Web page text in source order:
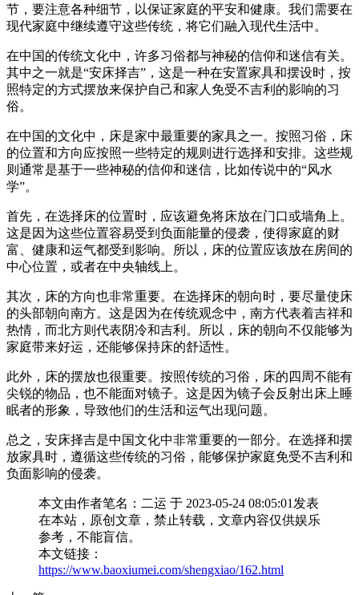
节，要注意各种细节，以保证家庭的平安和健康。我们需要在
现代家庭中继续遵守这些传统，将它们融入现代生活中。
在中国的传统文化中，许多习俗都与神秘的信仰和迷信有关。
其中之一就是“安床择吉”，这是一种在安置家具和摆设时，按
照特定的方式摆放来保护自己和家人免受不吉利的影响的习
俗。
在中国的文化中，床是家中最重要的家具之一。按照习俗，床
的位置和方向应按照一些特定的规则进行选择和安排。这些规
则通常是基于一些神秘的信仰和迷信，比如传说中的“风水
学”。
首先，在选择床的位置时，应该避免将床放在门口或墙角上。
这是因为这些位置容易受到负面能量的侵袭，使得家庭的财
富、健康和运气都受到影响。所以，床的位置应该放在房间的
中心位置，或者在中央轴线上。
其次，床的方向也非常重要。在选择床的朝向时，要尽量使床
的头部朝向南方。这是因为在传统观念中，南方代表着吉祥和
热情，而北方则代表阴冷和吉利。所以，床的朝向不仅能够为
家庭带来好运，还能够保持床的舒适性。
此外，床的摆放也很重要。按照传统的习俗，床的四周不能有
尖锐的物品，也不能面对镜子。这是因为镜子会反射出床上睡
眠者的形象，导致他们的生活和运气出现问题。
总之，安床择吉是中国文化中非常重要的一部分。在选择和摆
放家具时，遵循这些传统的习俗，能够保护家庭免受不吉利和
负面影响的侵袭。
本文由作者笔名：二运 于 2023-05-24 08:05:01发表
在本站，原创文章，禁止转载，文章内容仅供娱乐
参考，不能盲信。
本文链接：
https://www.baoxiumei.com/shengxiao/162.html